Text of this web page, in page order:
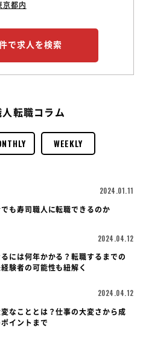
京都内
で求人を検索
人転職コラム
WEEKLY
2024.01.11
も寿司職人に転職できるのか
2024.04.12
には何年かかる？転職するまでの
験者の可能性も紐解く
2024.04.12
なこととは？仕事の大変さから成
イントまで